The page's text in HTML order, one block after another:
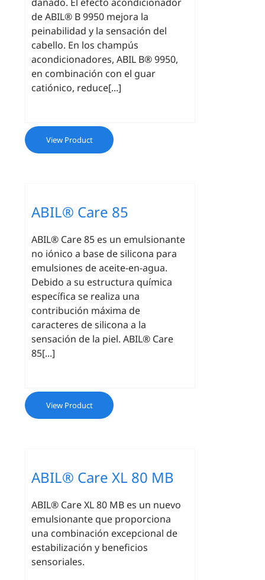
de ABIL® B 9950 mejora la
peinabilidad y la sensación del
cabello. En los champús
acondicionadores, ABIL B® 9950,
en combinación con el guar
catiónico, reduce[...]
View Product
ABIL® Care 85
ABIL® Care 85 es un emulsionante
no iónico a base de silicona para
emulsiones de aceite-en-agua.
Debido a su estructura química
específica se realiza una
contribución máxima de
caracteres de silicona a la
sensación de la piel. ABIL® Care
85[...]
View Product
ABIL® Care XL 80 MB
ABIL® Care XL 80 MB es un nuevo
emulsionante que proporciona
una combinación excepcional de
estabilización y beneficios
sensoriales.